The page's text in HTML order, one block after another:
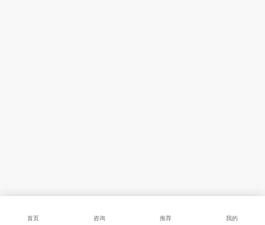
首页 咨询 推荐 我的